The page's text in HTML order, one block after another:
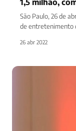
São Paulo, 26 de
de entretenimento
26 abr 2022